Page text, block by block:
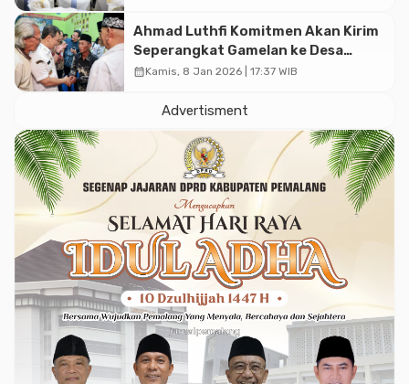
Ahmad Luthfi Komitmen Akan Kirim
Seperangkat Gamelan ke Desa
Bagelen di Lampung
calendar_monthKamis, 8 Jan 2026 | 17:37 WIB
Advertisment